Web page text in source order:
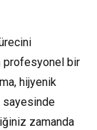
profesyonel bir
hijyenik
sayesinde
zamanda